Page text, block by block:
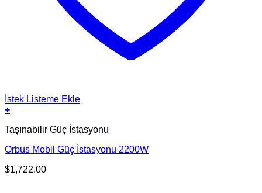
İstek Listeme Ekle
+
Taşınabilir Güç İstasyonu
Orbus Mobil Güç İstasyonu 2200W
$1,722.00